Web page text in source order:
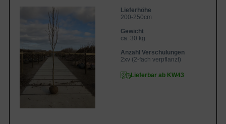
Lieferhöhe
200-250cm
Gewicht
ca. 30 kg
Anzahl Verschulungen
2xv (2-fach verpflanzt)
Lieferbar ab KW43